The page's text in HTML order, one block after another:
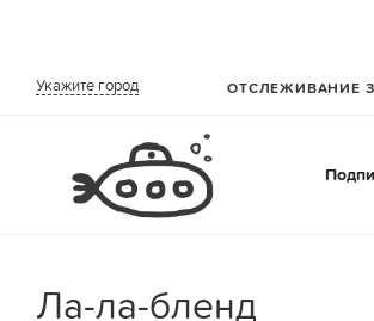
Укажите город ОТСЛЕЖИВАНИЕ
Ла-ла-бленд